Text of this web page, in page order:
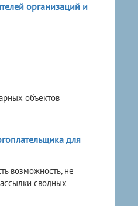
организаций и
объектов
для
возможность, не
сводных